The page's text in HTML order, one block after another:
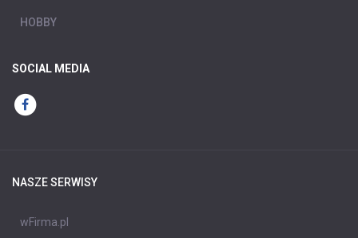
HOBBY
SOCIAL MEDIA
NASZE SERWISY
wFirma.pl